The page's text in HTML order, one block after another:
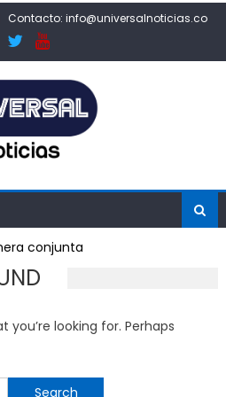
Contacto: info@universalnoticias.co
conjunta
you’re looking for. Perhaps